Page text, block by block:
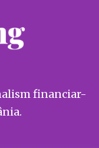
financiar-